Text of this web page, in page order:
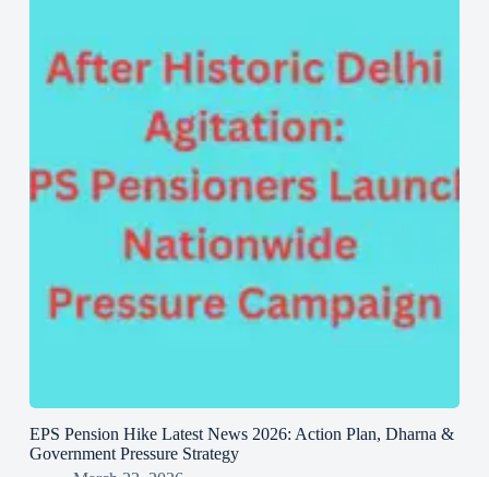
EPS Pension Hike Latest News 2026: Action Plan, Dharna &
Government Pressure Strategy